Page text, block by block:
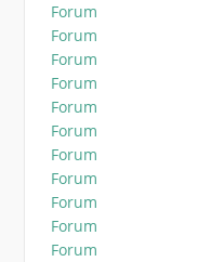
Forum
Forum
Forum
Forum
Forum
Forum
Forum
Forum
Forum
Forum
Forum